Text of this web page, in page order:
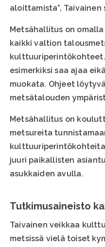
aloittamista”, Taivainen
Metsähallitus on
kaikki valtion
esimerkiksi saa ajaa
muokata. Ohjeet
metsätalouden
Metsähallitus on
metsureita
juuri paikallisten
asukkaiden avulla.
Tutkimusaineisto
Taivainen veikkaa
metsissä vielä toiset